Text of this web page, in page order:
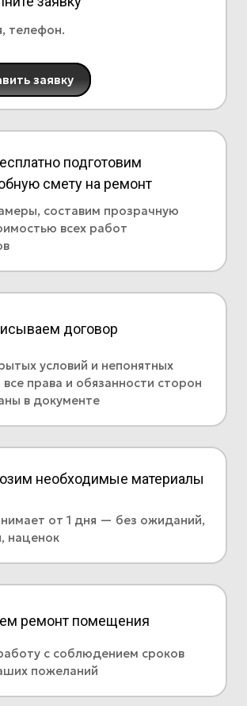
телефон.
заявку
подготовим
смету на ремонт
составим прозрачную
всех работ
договор
условий и непонятных
права и обязанности сторон
в документе
необходимые материалы
от 1 дня — без ожиданий,
наценок
ремонт помещения
с соблюдением сроков
пожеланий